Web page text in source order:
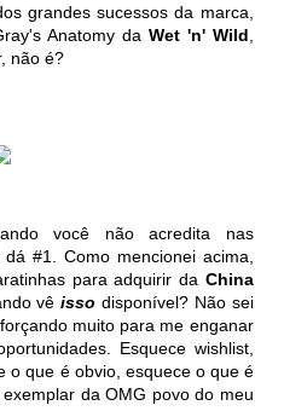
grandes sucessos da marca,
Anatomy da Wet 'n' Wild
não é?
você não acredita nas
#1. Como mencionei acima,
para adquirir da China
vêisso disponível? Não sei
muito para me enganar
Esquece wishlist,
o que é obvio, esquece o que é
da OMG povo do meu